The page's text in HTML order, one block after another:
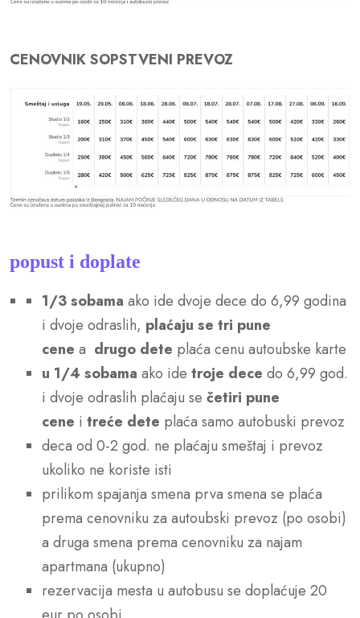
CENOVNIK SOPSTVENI PREVOZ
popust i doplate
1/3 sobama ako ide dvoje dece do 6,99 godina
i dvoje odraslih, plaćaju se tri pune
cene a drugo dete plaća cenu autoubske karte
u 1/4 sobama ako ide troje dece do 6,99 god.
i dvoje odraslih plaćaju se četiri pune
cene i treće dete plaća samo autobuski prevoz
deca od 0-2 god. ne plaćaju smeštaj i prevoz
ukoliko ne koriste isti
prilikom spajanja smena prva smena se plaća
prema cenovniku za autoubski prevoz (po osobi)
a druga smena prema cenovniku za najam
apartmana (ukupno)
rezervacija mesta u autobusu se doplaćuje 20